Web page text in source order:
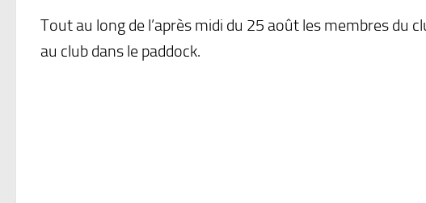
Tout au long de l’après midi du 25 août les membres du
au club dans le paddock.